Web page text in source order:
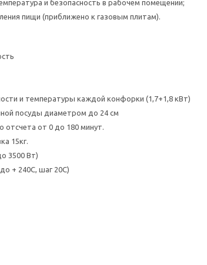
и безопасность в рабочем помещении;
пищи (приближено к газовым плитам).
и температуры каждой конфорки (1,7+1,8 кВт)
посуды диаметром до 24 см
отсчета от 0 до 180 минут.
15кг.
3500 Вт)
+ 240С, шаг 20С)